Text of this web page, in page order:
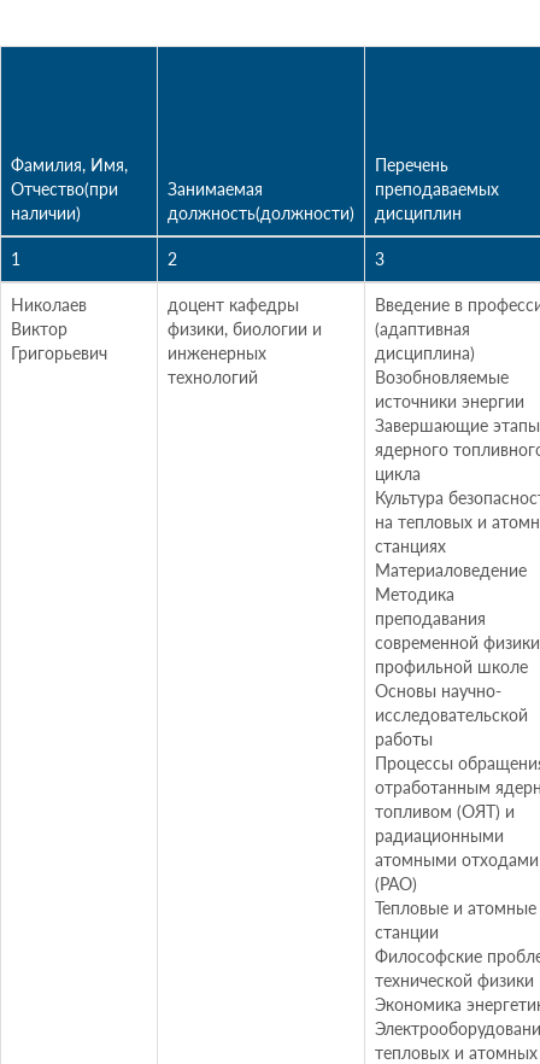
Фамилия, Имя,
Отчество(при
наличии)
Занимаемая
должность(должности)
Перечень
преподаваемых
дисциплин
1 2 3
Николаев
Виктор
Григорьевич
доцент кафедры
физики, биологии и
инженерных
технологий
Введение в
(адаптивная
дисциплина)
Возобновляемые
источники энергии
Завершающие этапы
ядерного
цикла
Культура
на тепловых и
станциях
Материаловедение
Методика
преподавания
современной
профильной школе
Основы научно-
исследовательской
работы
Процессы
отработанным
топливом (ОЯТ) и
радиационными
атомными отходами
(РАО)
Тепловые и атомные
станции
Философские
технической физики
Экономика
тепловых и атомных